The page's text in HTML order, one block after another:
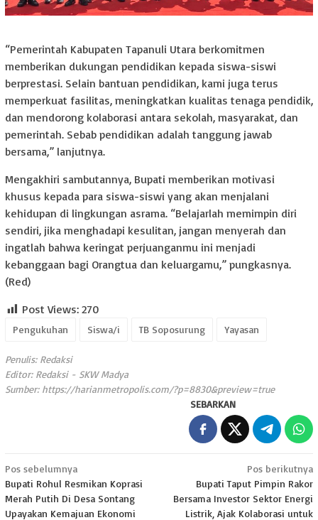
“Pemerintah Kabupaten Tapanuli Utara berkomitmen
memberikan dukungan pendidikan kepada siswa-siswi
berprestasi. Selain bantuan pendidikan, kami juga terus
memperkuat fasilitas, meningkatkan kualitas tenaga pendidik,
dan mendorong kolaborasi antara sekolah, masyarakat, dan
pemerintah. Sebab pendidikan adalah tanggung jawab
bersama,” lanjutnya.
Mengakhiri sambutannya, Bupati memberikan motivasi
khusus kepada para siswa-siswi yang akan menjalani
kehidupan di lingkungan asrama. “Belajarlah memimpin diri
sendiri, jika menghadapi kesulitan, jangan menyerah dan
ingatlah bahwa keringat perjuanganmu ini menjadi
kebanggaan bagi Orangtua dan keluargamu,” pungkasnya.
(Red)
Post Views: 270
Pengukuhan Siswa/i TB Soposurung Yayasan
Penulis: Redaksi
Editor: Redaksi - SKW Madya
Sumber: https://harianmetropolis.com/?p=8830&preview=true
SEBARKAN
Navigasi
pos
Pos sebelumnya
Bupati Rohul Resmikan Koprasi
Merah Putih Di Desa Sontang
Upayakan Kemajuan Ekonomi
Pos berikutnya
Bupati Taput Pimpin Rakor
Bersama Investor Sektor Energi
Listrik, Ajak Kolaborasi untuk